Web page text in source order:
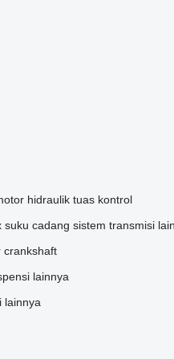
hidraulik tuas kontrol
suku cadang sistem transmisi
crankshaft
lainnya
lainnya